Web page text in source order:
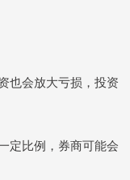
也会放大亏损，投资
定比例，券商可能会